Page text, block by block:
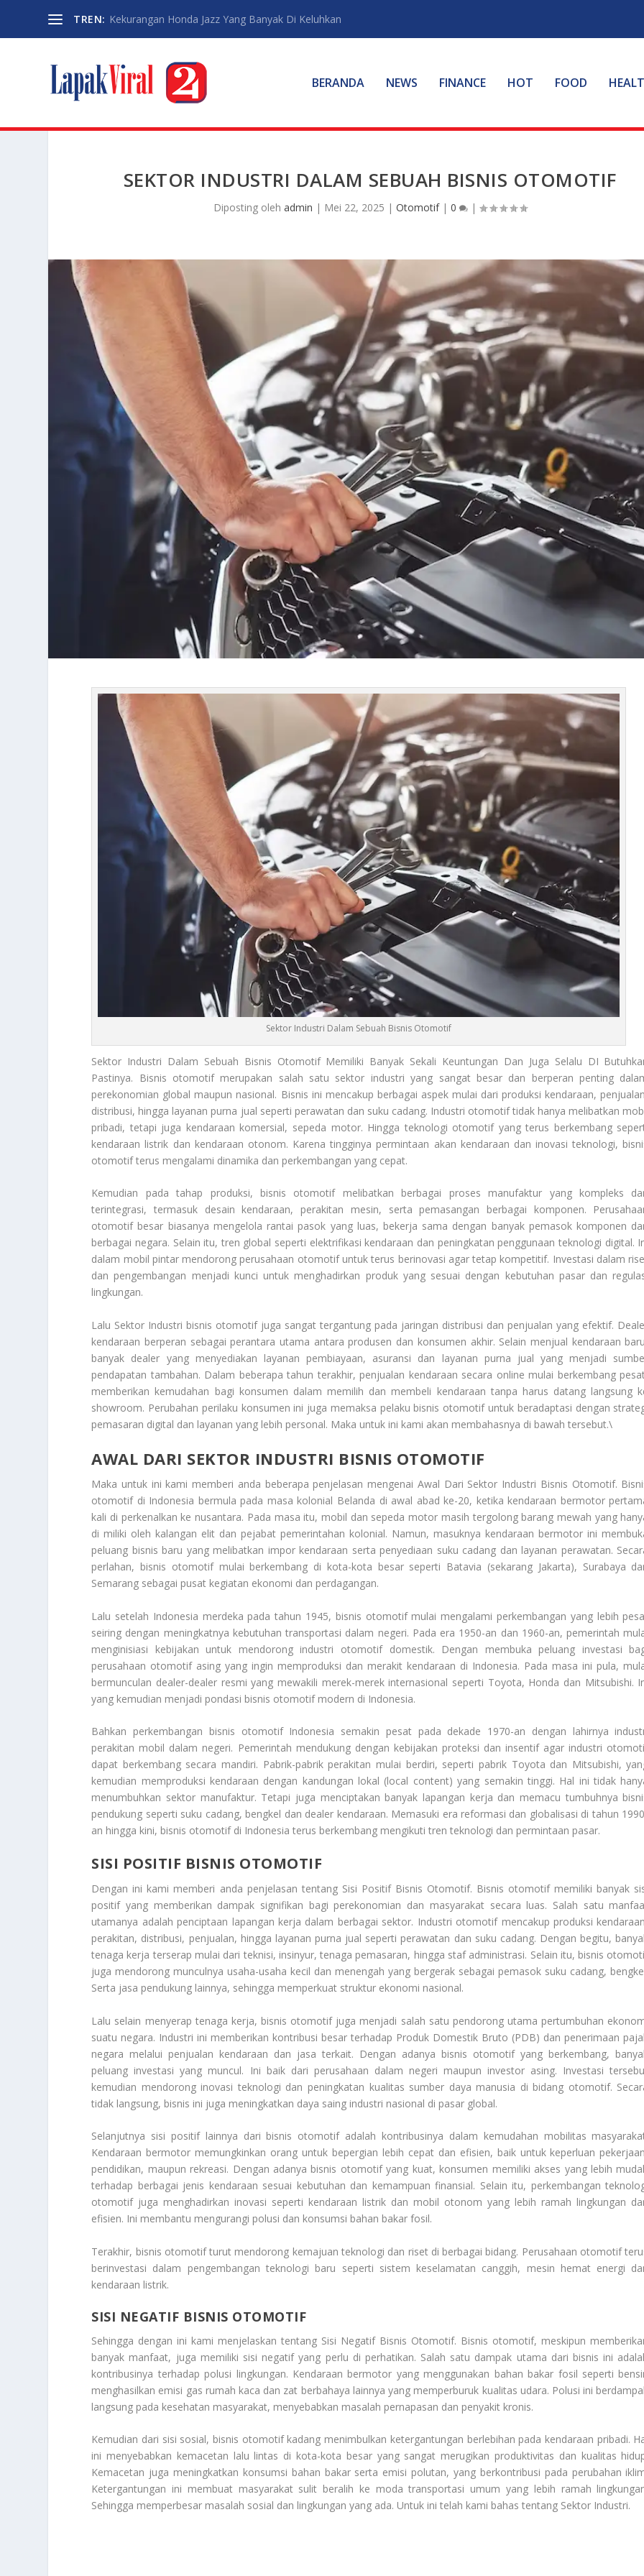
TREN: Kekurangan Honda Jazz Yang Banyak Di Keluhkan
BERANDA NEWS FINANCE HOT FOOD
SEKTOR INDUSTRI DALAM SEBUAH BISNIS OTOMOTIF
Diposting oleh admin | Mei 22, 2025 | Otomotif| 0 |
Sektor Industri Dalam Sebuah Bisnis Otomotif
Sektor Industri Dalam Sebuah Bisnis Otomotif Memiliki Banyak Sekali Keuntungan Dan Juga Selalu DI
Pastinya. Bisnis otomotif merupakan salah satu sektor industri yang sangat besar dan berperan penting
perekonomian global maupun nasional. Bisnis ini mencakup berbagai aspek mulai dari produksi kendaraan,
distribusi, hingga layanan purna jual seperti perawatan dan suku cadang. Industri otomotif tidak hanya melibatkan
pribadi, tetapi juga kendaraan komersial, sepeda motor. Hingga teknologi otomotif yang terus berkembang
kendaraan listrik dan kendaraan otonom. Karena tingginya permintaan akan kendaraan dan inovasi teknologi,
otomotif terus mengalami dinamika dan perkembangan yang cepat.
Kemudian pada tahap produksi, bisnis otomotif melibatkan berbagai proses manufaktur yang kompleks
terintegrasi, termasuk desain kendaraan, perakitan mesin, serta pemasangan berbagai komponen.
otomotif besar biasanya mengelola rantai pasok yang luas, bekerja sama dengan banyak pemasok komponen
berbagai negara. Selain itu, tren global seperti elektrifikasi kendaraan dan peningkatan penggunaan teknologi digital.
dalam mobil pintar mendorong perusahaan otomotif untuk terus berinovasi agar tetap kompetitif. Investasi dalam
dan pengembangan menjadi kunci untuk menghadirkan produk yang sesuai dengan kebutuhan pasar dan
lingkungan.
Lalu Sektor Industri bisnis otomotif juga sangat tergantung pada jaringan distribusi dan penjualan yang efektif.
kendaraan berperan sebagai perantara utama antara produsen dan konsumen akhir. Selain menjual kendaraan
banyak dealer yang menyediakan layanan pembiayaan, asuransi dan layanan purna jual yang menjadi
pendapatan tambahan. Dalam beberapa tahun terakhir, penjualan kendaraan secara online mulai berkembang
memberikan kemudahan bagi konsumen dalam memilih dan membeli kendaraan tanpa harus datang langsung
showroom. Perubahan perilaku konsumen ini juga memaksa pelaku bisnis otomotif untuk beradaptasi dengan
pemasaran digital dan layanan yang lebih personal. Maka untuk ini kami akan membahasnya di bawah tersebut.\
AWAL DARI SEKTOR INDUSTRI BISNIS OTOMOTIF
Maka untuk ini kami memberi anda beberapa penjelasan mengenai Awal Dari Sektor Industri Bisnis Otomotif.
otomotif di Indonesia bermula pada masa kolonial Belanda di awal abad ke-20, ketika kendaraan bermotor
kali di perkenalkan ke nusantara. Pada masa itu, mobil dan sepeda motor masih tergolong barang mewah yang
di miliki oleh kalangan elit dan pejabat pemerintahan kolonial. Namun, masuknya kendaraan bermotor ini
peluang bisnis baru yang melibatkan impor kendaraan serta penyediaan suku cadang dan layanan perawatan.
perlahan, bisnis otomotif mulai berkembang di kota-kota besar seperti Batavia (sekarang Jakarta), Surabaya
Semarang sebagai pusat kegiatan ekonomi dan perdagangan.
Lalu setelah Indonesia merdeka pada tahun 1945, bisnis otomotif mulai mengalami perkembangan yang lebih
seiring dengan meningkatnya kebutuhan transportasi dalam negeri. Pada era 1950-an dan 1960-an, pemerintah
menginisiasi kebijakan untuk mendorong industri otomotif domestik. Dengan membuka peluang investasi
perusahaan otomotif asing yang ingin memproduksi dan merakit kendaraan di Indonesia. Pada masa ini pula,
bermunculan dealer-dealer resmi yang mewakili merek-merek internasional seperti Toyota, Honda dan Mitsubishi.
yang kemudian menjadi pondasi bisnis otomotif modern di Indonesia.
Bahkan perkembangan bisnis otomotif Indonesia semakin pesat pada dekade 1970-an dengan lahirnya
perakitan mobil dalam negeri. Pemerintah mendukung dengan kebijakan proteksi dan insentif agar industri
dapat berkembang secara mandiri. Pabrik-pabrik perakitan mulai berdiri, seperti pabrik Toyota dan Mitsubishi,
kemudian memproduksi kendaraan dengan kandungan lokal (local content) yang semakin tinggi. Hal ini tidak
menumbuhkan sektor manufaktur. Tetapi juga menciptakan banyak lapangan kerja dan memacu tumbuhnya
pendukung seperti suku cadang, bengkel dan dealer kendaraan. Memasuki era reformasi dan globalisasi di tahun
an hingga kini, bisnis otomotif di Indonesia terus berkembang mengikuti tren teknologi dan permintaan pasar.
SISI POSITIF BISNIS OTOMOTIF
Dengan ini kami memberi anda penjelasan tentang Sisi Positif Bisnis Otomotif. Bisnis otomotif memiliki banyak
positif yang memberikan dampak signifikan bagi perekonomian dan masyarakat secara luas. Salah satu
utamanya adalah penciptaan lapangan kerja dalam berbagai sektor. Industri otomotif mencakup produksi
perakitan, distribusi, penjualan, hingga layanan purna jual seperti perawatan dan suku cadang. Dengan begitu,
tenaga kerja terserap mulai dari teknisi, insinyur, tenaga pemasaran, hingga staf administrasi. Selain itu, bisnis
juga mendorong munculnya usaha-usaha kecil dan menengah yang bergerak sebagai pemasok suku cadang,
Serta jasa pendukung lainnya, sehingga memperkuat struktur ekonomi nasional.
Lalu selain menyerap tenaga kerja, bisnis otomotif juga menjadi salah satu pendorong utama pertumbuhan
suatu negara. Industri ini memberikan kontribusi besar terhadap Produk Domestik Bruto (PDB) dan penerimaan
negara melalui penjualan kendaraan dan jasa terkait. Dengan adanya bisnis otomotif yang berkembang,
peluang investasi yang muncul. Ini baik dari perusahaan dalam negeri maupun investor asing. Investasi
kemudian mendorong inovasi teknologi dan peningkatan kualitas sumber daya manusia di bidang otomotif.
tidak langsung, bisnis ini juga meningkatkan daya saing industri nasional di pasar global.
Selanjutnya sisi positif lainnya dari bisnis otomotif adalah kontribusinya dalam kemudahan mobilitas
Kendaraan bermotor memungkinkan orang untuk bepergian lebih cepat dan efisien, baik untuk keperluan
pendidikan, maupun rekreasi. Dengan adanya bisnis otomotif yang kuat, konsumen memiliki akses yang lebih
terhadap berbagai jenis kendaraan sesuai kebutuhan dan kemampuan finansial. Selain itu, perkembangan
otomotif juga menghadirkan inovasi seperti kendaraan listrik dan mobil otonom yang lebih ramah lingkungan
efisien. Ini membantu mengurangi polusi dan konsumsi bahan bakar fosil.
Terakhir, bisnis otomotif turut mendorong kemajuan teknologi dan riset di berbagai bidang. Perusahaan otomotif
berinvestasi dalam pengembangan teknologi baru seperti sistem keselamatan canggih, mesin hemat energi
kendaraan listrik.
SISI NEGATIF BISNIS OTOMOTIF
Sehingga dengan ini kami menjelaskan tentang Sisi Negatif Bisnis Otomotif. Bisnis otomotif, meskipun
banyak manfaat, juga memiliki sisi negatif yang perlu di perhatikan. Salah satu dampak utama dari bisnis ini
kontribusinya terhadap polusi lingkungan. Kendaraan bermotor yang menggunakan bahan bakar fosil seperti
menghasilkan emisi gas rumah kaca dan zat berbahaya lainnya yang memperburuk kualitas udara. Polusi ini
langsung pada kesehatan masyarakat, menyebabkan masalah pernapasan dan penyakit kronis.
Kemudian dari sisi sosial, bisnis otomotif kadang menimbulkan ketergantungan berlebihan pada kendaraan pribadi.
ini menyebabkan kemacetan lalu lintas di kota-kota besar yang sangat merugikan produktivitas dan kualitas
Kemacetan juga meningkatkan konsumsi bahan bakar serta emisi polutan, yang berkontribusi pada perubahan
Ketergantungan ini membuat masyarakat sulit beralih ke moda transportasi umum yang lebih ramah
Sehingga memperbesar masalah sosial dan lingkungan yang ada. Untuk ini telah kami bahas tentang Sektor Industri.